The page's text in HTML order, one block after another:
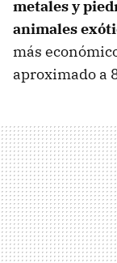
metales y
animales
más
aproximado a